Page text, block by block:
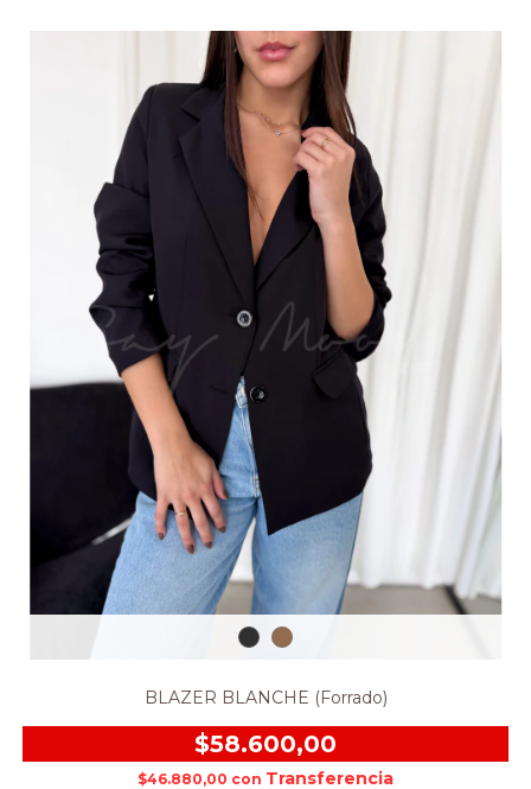
BLAZER BLANCHE (Forrado)
$58.600,00
$46.880,00 con